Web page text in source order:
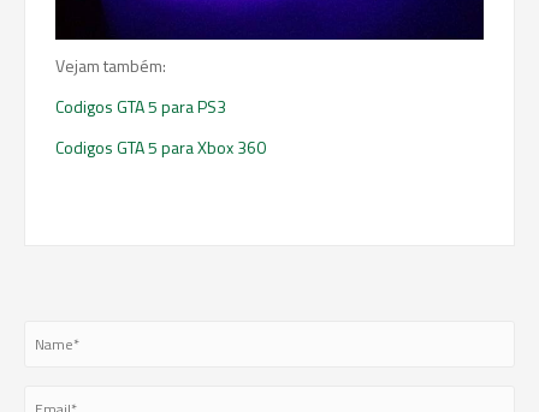
Vejam também:
Codigos GTA 5 para PS3
Codigos GTA 5 para Xbox 360